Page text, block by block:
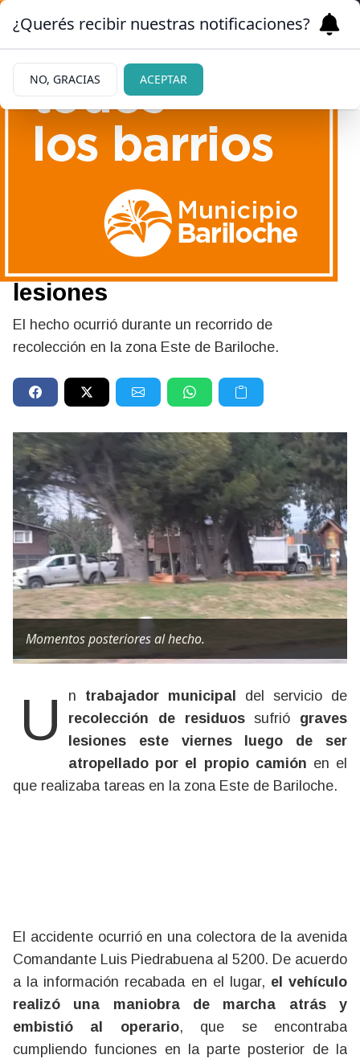
Un recolector municipal fue
atropellado por el propio
camión y sufrió graves
lesiones
El hecho ocurrió durante un recorrido de
recolección en la zona Este de Bariloche.
Momentos posteriores al hecho.
Un trabajador municipal
del servicio de
recolección de residuossufrió graves
lesiones este viernes luego de ser
atropellado por el propio camión en el
que realizaba tareas en la zona Este de Bariloche.
El accidente ocurrió en una colectora de la avenida
Comandante Luis Piedrabuena al 5200. De acuerdo
a la información recabada en el lugar, el vehículo
realizó una maniobra de marcha atrás y
embistió al operario, que se encontraba
cumpliendo funciones en la parte posterior de la
¿Querés recibir nuestras notificaciones?
NO, GRACIAS ACEPTAR